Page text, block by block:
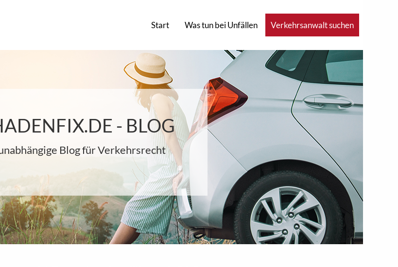
Start Was tun bei Unfällen Verkehrsanwalt suchen
- BLOG
Blog für Verkehrsrecht